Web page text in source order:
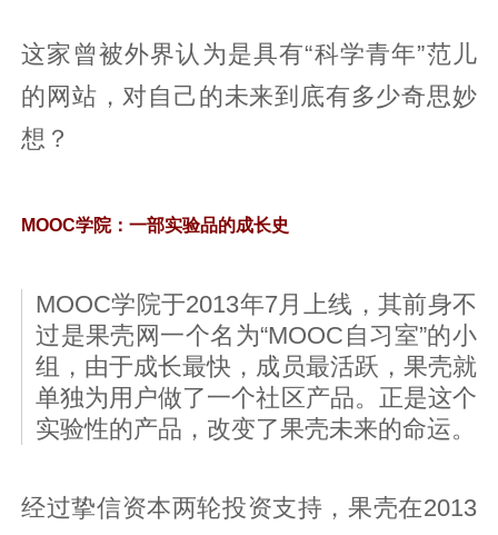
这家曾被外界认为是具有“科学青年”范儿
的网站，对自己的未来到底有多少奇思妙
想？
MOOC学院：一部实验品的成长史
MOOC学院于2013年7月上线，其前身不
过是果壳网一个名为“MOOC自习室”的小
组，由于成长最快，成员最活跃，果壳就
单独为用户做了一个社区产品。正是这个
实验性的产品，改变了果壳未来的命运。
经过挚信资本两轮投资支持，果壳在2013